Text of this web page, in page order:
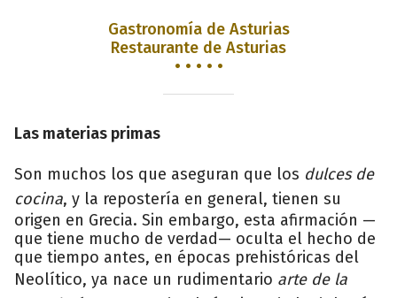
Gastronomía de Asturias
Restaurante de Asturias
• • • • •
Las materias primas
Son muchos los que aseguran que los dulces de
cocina, y la repostería en general, tienen su
origen en Grecia. Sin embargo, esta afirmación —
que tiene mucho de verdad— oculta el hecho de
que tiempo antes, en épocas prehistóricas del
Neolítico, ya nace un rudimentario arte de la